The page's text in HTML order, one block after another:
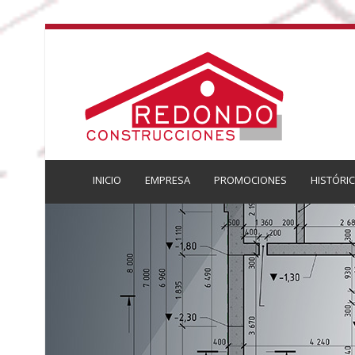
INICIO EMPRESA PROMOCIONES